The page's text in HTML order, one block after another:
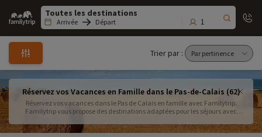
Family
trip
Arrivée Départ 1
Trier par :
Réservez vos Vacances en Famille dans le Pas-de-Calais (62)
Réservez vos vacances dans le Pas de Calais en famille avec Familytrip.
Familytrip vous propose des destinations adaptées pour les séjours avec
Calais et les reflets opalins de sa côte : tout simplement splendide !